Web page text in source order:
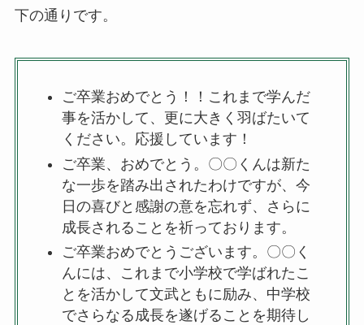
下の通りです。
ご卒業おめでとう！！これまで学んだ
事を活かして、更に大きく羽ばたいて
ください。応援しています！
ご卒業、おめでとう。〇〇くんは新た
な一歩を踏み出されたわけですが、今
日の喜びと感謝の意を忘れず、さらに
成長されることを祈っております。
ご卒業おめでとうございます。〇〇く
んには、これまで小学校で学ばれたこ
とを活かして文武ともに励み、中学校
でさらなる成長を遂げることを期待し